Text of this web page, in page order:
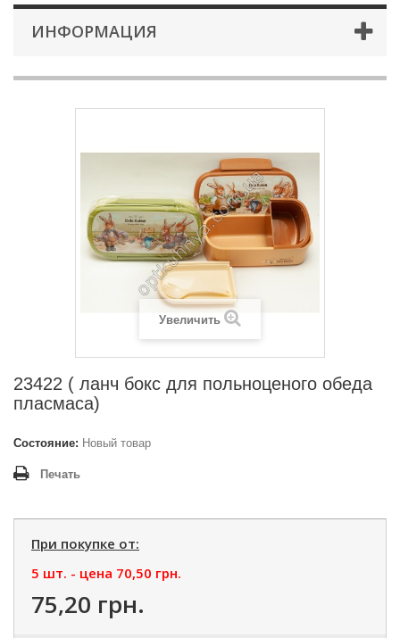
ИНФОРМАЦИЯ
Увеличить
23422 ( ланч бокс для польноценого обеда
пласмаса)
Состояние: Новый товар
Печать
При покупке от:
5 шт. - цена 70,50 грн.
75,20 грн.